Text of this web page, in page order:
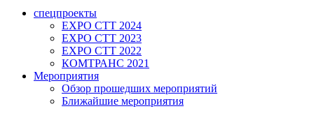
спецпроекты
EXPO CTT 2024
EXPO CTT 2023
EXPO CTT 2022
КОМТРАНС 2021
Мероприятия
Обзор прошедших мероприятий
Ближайшие мероприятия